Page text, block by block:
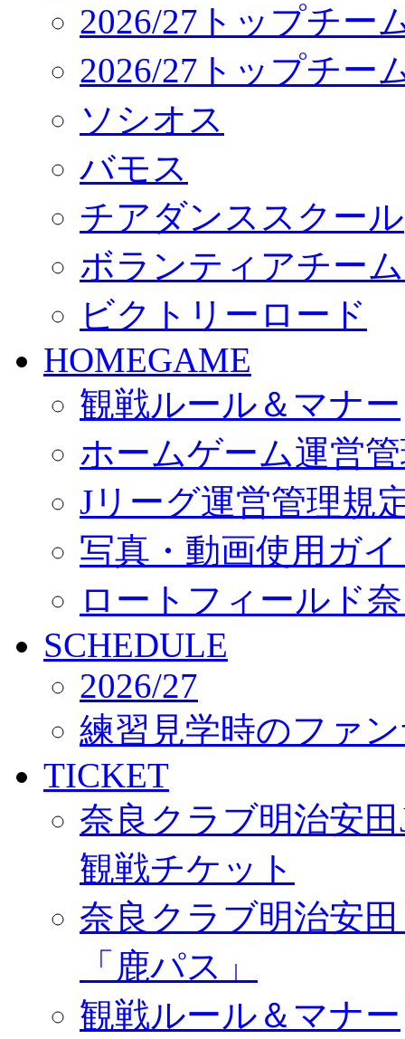
2026/27トップチー
2026/27トップチー
ソシオス
バモス
チアダンススクール
ボランティアチー
ビクトリーロード
HOMEGAME
観戦ルール＆マナー
ホームゲーム運営
Jリーグ運営管理規
写真・動画使用ガ
ロートフィールド
SCHEDULE
2026/27
練習見学時のファ
TICKET
奈良クラブ明治安
観戦チケット
奈良クラブ明治安
「鹿パス」
観戦ルール＆マナー